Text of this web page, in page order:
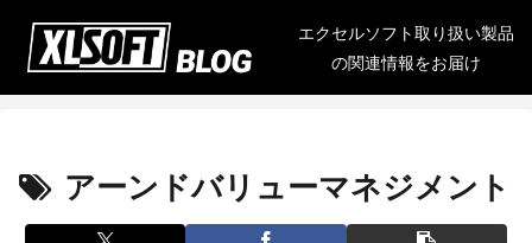
エクセルソフト取り扱い製品
の関連情報をお届け
アーンドバリューマネジメント